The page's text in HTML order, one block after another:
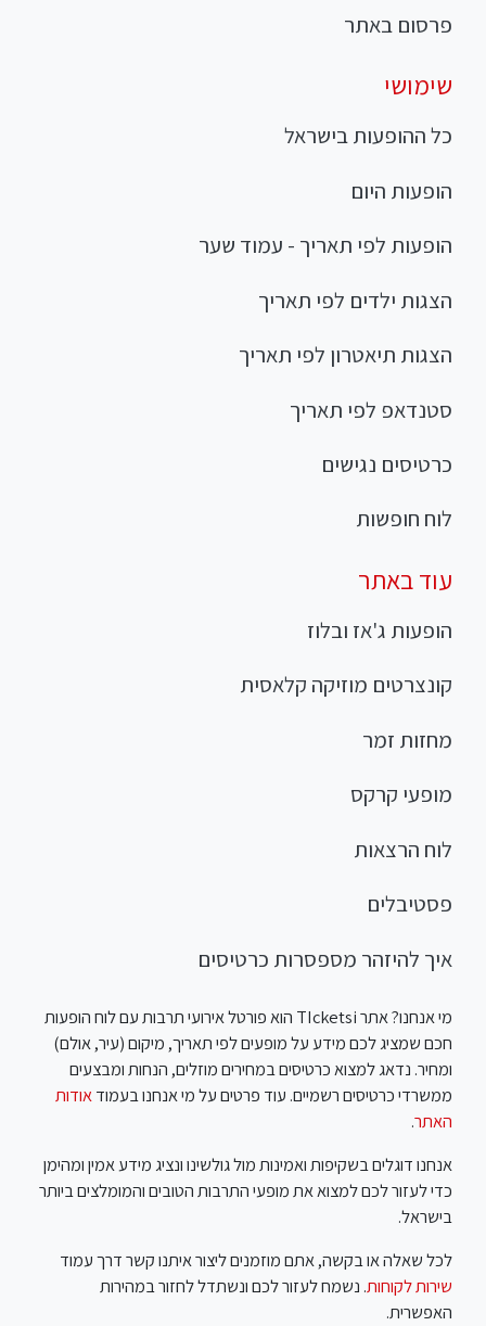
פרסום באתר
שימושי
כל ההופעות בישראל
הופעות היום
הופעות לפי תאריך - עמוד שער
הצגות ילדים לפי תאריך
הצגות תיאטרון לפי תאריך
סטנדאפ לפי תאריך
כרטיסים נגישים
לוח חופשות
עוד באתר
הופעות ג'אז ובלוז
קונצרטים מוזיקה קלאסית
מחזות זמר
מופעי קרקס
לוח הרצאות
פסטיבלים
איך להיזהר מספסרות כרטיסים
מי אנחנו? אתר TIcketsi הוא פורטל אירועי תרבות עם לוח הופעות
חכם שמציג לכם מידע על מופעים לפי תאריך, מיקום (עיר, אולם)
ומחיר. נדאג למצוא כרטיסים במחירים מוזלים, הנחות ומבצעים
ממשרדי כרטיסים רשמיים. עוד פרטים על מי אנחנו בעמודאודות
האתר.
אנחנו דוגלים בשקיפות ואמינות מול גולשינו ונציג מידע אמין ומהימן
כדי לעזור לכם למצוא את מופעי התרבות הטובים והמומלצים ביותר
בישראל.
לכל שאלה או בקשה, אתם מוזמנים ליצור איתנו קשר דרך עמוד
שירות לקוחות. נשמח לעזור לכם ונשתדל לחזור במהירות
האפשרית.